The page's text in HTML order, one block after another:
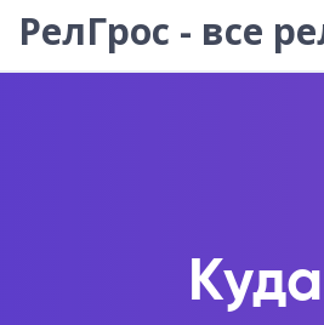
РелГрос - все